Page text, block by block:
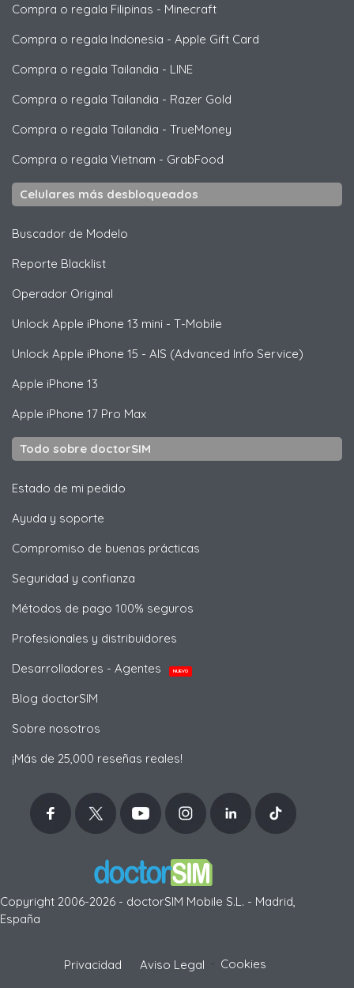
Compra o regala Filipinas - Minecraft
Compra o regala Indonesia - Apple Gift Card
Compra o regala Tailandia - LINE
Compra o regala Tailandia - Razer Gold
Compra o regala Tailandia - TrueMoney
Compra o regala Vietnam - GrabFood
Celulares más desbloqueados
Buscador de Modelo
Reporte Blacklist
Operador Original
Unlock Apple iPhone 13 mini - T-Mobile
Unlock Apple iPhone 15 - AIS (Advanced Info Service)
Apple iPhone 13
Apple iPhone 17 Pro Max
Todo sobre doctorSIM
Estado de mi pedido
Ayuda y soporte
Compromiso de buenas prácticas
Seguridad y confianza
Métodos de pago 100% seguros
Profesionales y distribuidores
Desarrolladores - Agentes
NUEVO
Blog doctorSIM
Sobre nosotros
¡Más de 25,000 reseñas reales!
Copyright 2006-2026 - doctorSIM Mobile S.L. - Madrid,
España
Privacidad Aviso Legal Cookies